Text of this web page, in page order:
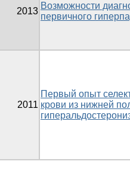
2013
Возможности
первичного
2011
Первый опыт
крови из нижней